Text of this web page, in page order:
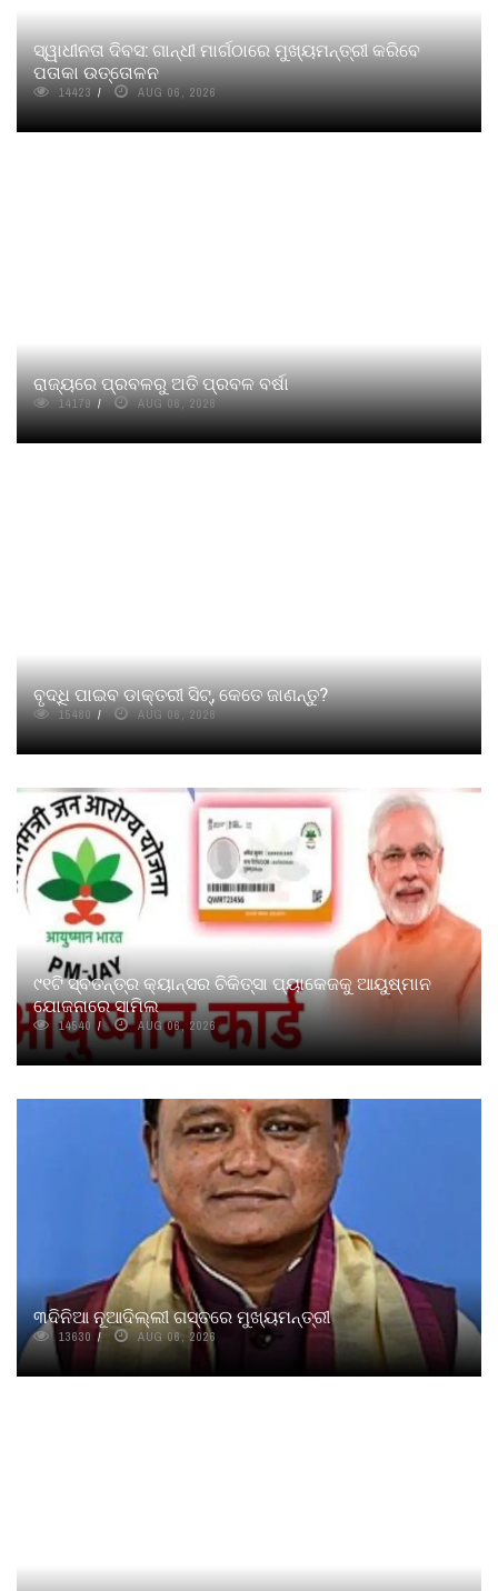
ସ୍ୱାଧୀନତା ଦିବସ: ଗାନ୍ଧୀ ମାର୍ଗଠାରେ ମୁଖ୍ୟମନ୍ତ୍ରୀ କରିବେ
ପତାକା ଉତ୍ତୋଳନ
14423 AUG 06, 2026
ରାଜ୍ୟରେ ପ୍ରବଳରୁ ଅତି ପ୍ରବଳ ବର୍ଷା
14179 AUG 06, 2026
ବୃଦ୍ଧି ପାଇବ ଡାକ୍ତରୀ ସିଟ୍‌, କେତେ ଜାଣନ୍ତୁ?
15480 AUG 06, 2026
୯୧ଟି ସ୍ବତନ୍ତ୍ର କ୍ୟାନ୍‌ସର ଚିକିତ୍ସା ପ୍ୟାକେଜକୁ ଆୟୁଷ୍ମାନ
ଯୋଜନାରେ ସାମିଲ
14540 AUG 06, 2026
୩ଦିନିଆ ନୂଆଦିଲ୍ଲୀ ଗସ୍ତରେ ମୁଖ୍ୟମନ୍ତ୍ରୀ
13630 AUG 06, 2026